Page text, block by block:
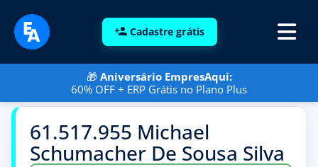
Cadastre grátis
🎁 Aniversário EmpresAqui:
60% OFF + ERP Grátis no Plano Plus
61.517.955 Michael
Schumacher De Sousa Silva